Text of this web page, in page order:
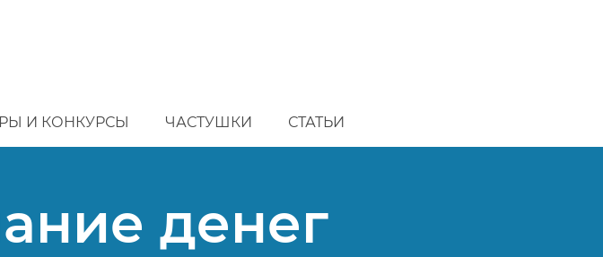
И КОНКУРСЫ ЧАСТУШКИ СТАТЬИ
денег